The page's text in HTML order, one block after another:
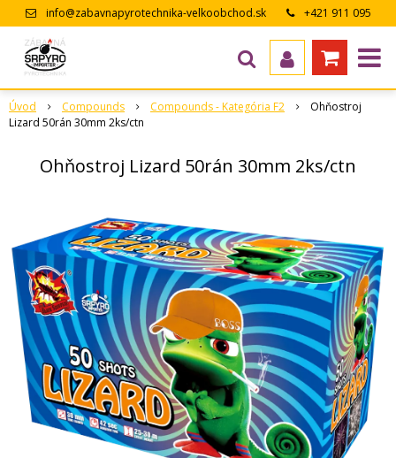
info@zabavnapyrotechnika-velkoobchod.sk
+421 911 095
Úvod Compounds Compounds - Kategória F2
Ohňostroj
Lizard 50rán 30mm 2ks/ctn
Ohňostroj Lizard 50rán 30mm 2ks/ctn